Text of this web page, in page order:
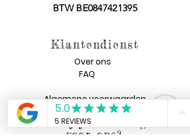
BTW BE0847421395
Klantendienst
Over ons
FAQ
Algemene voorwaarden
Heb jij een vraag
voor ons?